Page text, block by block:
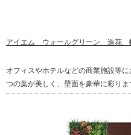
アイエム ウォールグリーン 造花
オフィスやホテルなどの商業施設等
つの葉が美しく、壁面を豪華に彩りま